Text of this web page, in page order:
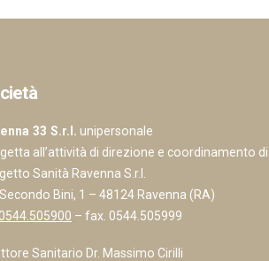
33 S.r.l. unipersonale
all’attività di direzione e coordinamento di
Sanità Ravenna S.r.l.
Bini, 1 – 48124 Ravenna (RA)
– fax. 0544.505999
Sanitario Dr. Massimo Cirilli